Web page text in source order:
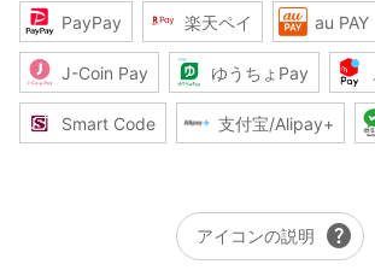
PayPay 楽天ペイ au PAY
J-Coin Pay ゆうちょPay
Smart Code 支付宝/Alipay+
アイコンの説明 help